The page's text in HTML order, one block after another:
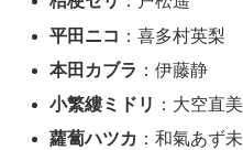
平田ニコ ：喜多村英梨
本田カブラ ：伊藤静
小繁縷ミドリ ：大空直美
蘿蔔ハツカ ：和氣あず未